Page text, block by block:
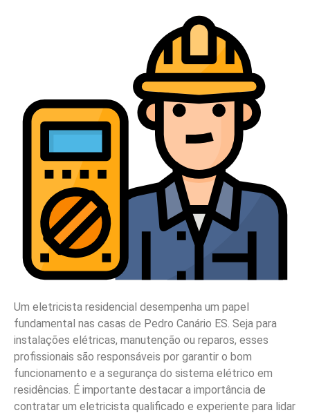
Um eletricista residencial desempenha um papel
fundamental nas casas de Pedro Canário ES. Seja para
instalações elétricas, manutenção ou reparos, esses
profissionais são responsáveis por garantir o bom
funcionamento e a segurança do sistema elétrico em
residências. É importante destacar a importância de
contratar um eletricista qualificado e experiente para lidar